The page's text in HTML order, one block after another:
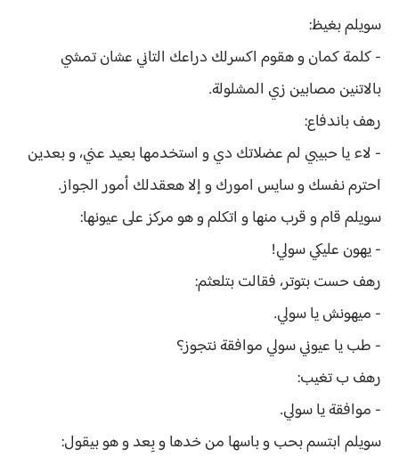
سويلم بغيظ:
- كلمة كمان و هقوم اكسرلك دراعك التاني عشان تمشي
بالاتنين مصابين زي المشلولة.
رهف باندفاع:
- لاء يا حبيبي لم عضلاتك دي و استخدمها بعيد عني، و بعدين
احترم نفسك و سايس امورك و إلا هعقدلك أمور الجواز.
سويلم قام و قرب منها و اتكلم و هو مركز على عيونها:
- يهون عليكي سولي!
رهف حست بتوتر، فقالت بتلعثم:
- ميهونش يا سولي.
- طب يا عيوني سولي موافقة نتجوز؟
رهف ب تغيب:
- موافقة يا سولي.
سويلم ابتسم بحب و باسها من خدها و بِعد و هو بيقول: